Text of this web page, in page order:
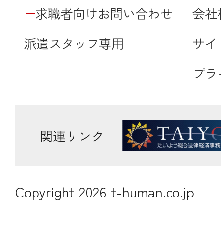
求職者向けお問い合わせ
派遣スタッフ専用
会
サ
プ
関連リンク
Copyright 2026 t-human.co.jp